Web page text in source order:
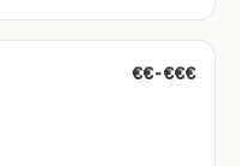
€€-€€€